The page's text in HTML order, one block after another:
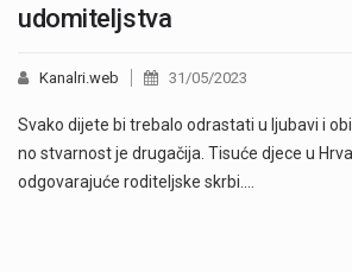
udomiteljstva
Kanalri.web 31/05/2023
Svako dijete bi trebalo odrastati u ljubavi i
no stvarnost je drugačija. Tisuće djece u
odgovarajuće roditeljske skrbi.…